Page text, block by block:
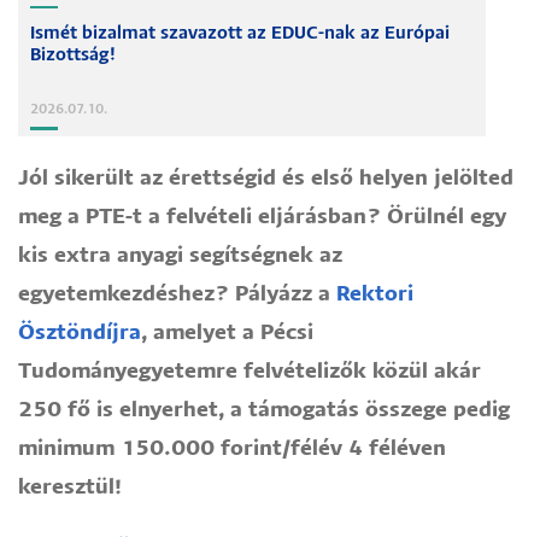
Ismét bizalmat szavazott az EDUC-nak az Európai
Bizottság!
2026.07.10.
Jól sikerült az érettségid és első helyen jelölted
meg a PTE-t a felvételi eljárásban? Örülnél egy
kis extra anyagi segítségnek az
egyetemkezdéshez? Pályázz a Rektori
Ösztöndíjra, amelyet a Pécsi
Tudományegyetemre felvételizők közül akár
250 fő is elnyerhet, a támogatás összege pedig
minimum 150.000 forint/félév 4 féléven
keresztül!